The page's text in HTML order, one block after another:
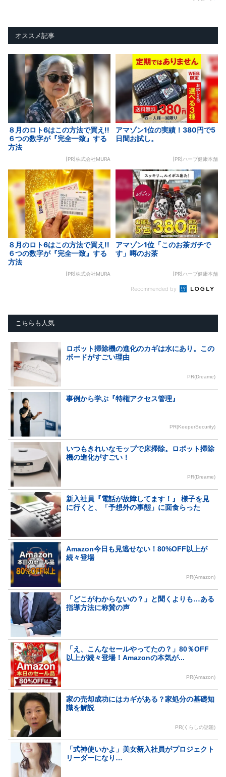
オススメ記事
８月のロト6はこの方法で買え!!
６つの数字が『完全一致』する
方法
[PR]株式会社MURA
アマゾン1位の実績！380円で5
日間お試し。
[PR]ハーブ健康本舗
８月のロト6はこの方法で買え!!
６つの数字が『完全一致』する
方法
[PR]株式会社MURA
アマゾン1位「このお茶ガチで
す」噂のお茶
[PR]ハーブ健康本舗
Recommended by
こちらも人気
ロボット掃除機の進化のカギは水にあり。この
ボードがすごい理由
PR(Dreame)
事例から学ぶ『特権アクセス管理』
PR(KeeperSecurity)
いつもきれいなモップで床掃除。ロボット掃除
機の進化がすごい！
PR(Dreame)
新入社員『電話が故障してます！』 様子を見
に行くと、「予想外の事態」に面食らった
Amazon今日も見逃せない！80%OFF以上が
続々登場
PR(Amazon)
「どこがわからないの？」と聞くよりも…ある
指導方法に称賛の声
「え、こんなセールやってたの？」80％OFF
以上が続々登場！Amazonの本気が...
PR(Amazon)
家の売却成功にはカギがある？家処分の基礎知
識を解説
PR(くらしの話題)
「式神使いかよ」美女新入社員がプロジェクト
リーダーになり…